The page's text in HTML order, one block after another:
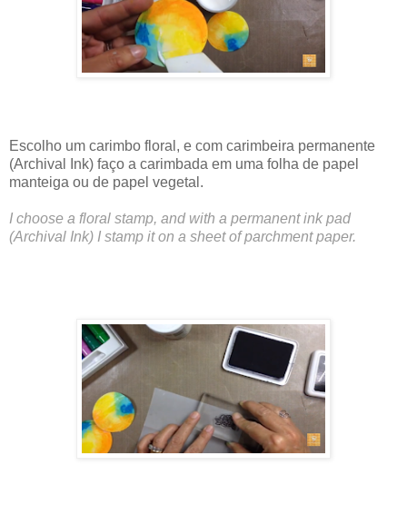
Escolho um carimbo floral, e com carimbeira permanente
(Archival Ink) faço a carimbada em uma folha de papel
manteiga ou de papel vegetal.
I choose a floral stamp, and with a permanent ink pad
(Archival Ink) I stamp it on a sheet of parchment paper.